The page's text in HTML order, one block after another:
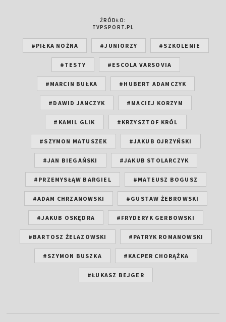
ŹRÓDŁO:
TVPSPORT.PL
#PIŁKA NOŻNA #JUNIORZY #SZKOLENIE
#TESTY #ESCOLA VARSOVIA
#MARCIN BUŁKA #HUBERT ADAMCZYK
#DAWID JANCZYK #MACIEJ KORZYM
#KAMIL GLIK #KRZYSZTOF KRÓL
#SZYMON MATUSZEK #JAKUB OJRZYŃSKI
#JAN BIEGAŃSKI #JAKUB STOLARCZYK
#PRZEMYSŁĄW BARGIEL #MATEUSZ BOGUSZ
#ADAM CHRZANOWSKI #GUSTAW ŻEBROWSKI
#JAKUB OSKĘDRA #FRYDERYK GERBOWSKI
#BARTOSZ ŻELAZOWSKI #PATRYK ROMANOWSKI
#SZYMON BUSZKA #KACPER CHORĄŻKA
#ŁUKASZ BEJGER